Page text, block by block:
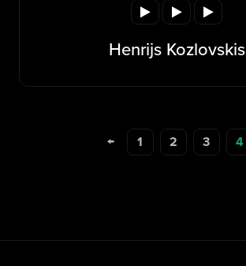
Henrijs Kozlovskis
← 1 2 3 4